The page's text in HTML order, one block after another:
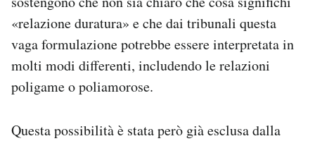
«relazione duratura» e che dai tribunali questa
vaga formulazione potrebbe essere interpretata in
molti modi differenti, includendo le relazioni
poligame o poliamorose.
Questa possibilità è stata però già esclusa dalla